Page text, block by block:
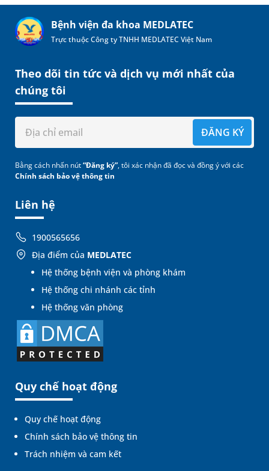
Bệnh viện đa khoa MEDLATEC
Trực thuộc Công ty TNHH MEDLATEC Việt Nam
Liên hệ
1900565656
Địa điểm của MEDLATEC
Hệ thống bệnh viện và phòng khám
Hệ thống chi nhánh các tỉnh
Hệ thống văn phòng
Quy chế hoạt động
Quy chế hoạt động
Chính sách bảo vệ thông tin
Trách nhiệm và cam kết
Theo dõi tin tức và dịch vụ mới nhất của
chúng tôi
ĐĂNG KÝ
Bằng cách nhấn nút“Đăng ký”, tôi xác nhận đã đọc và đồng ý với các
Chính sách bảo vệ thông tin